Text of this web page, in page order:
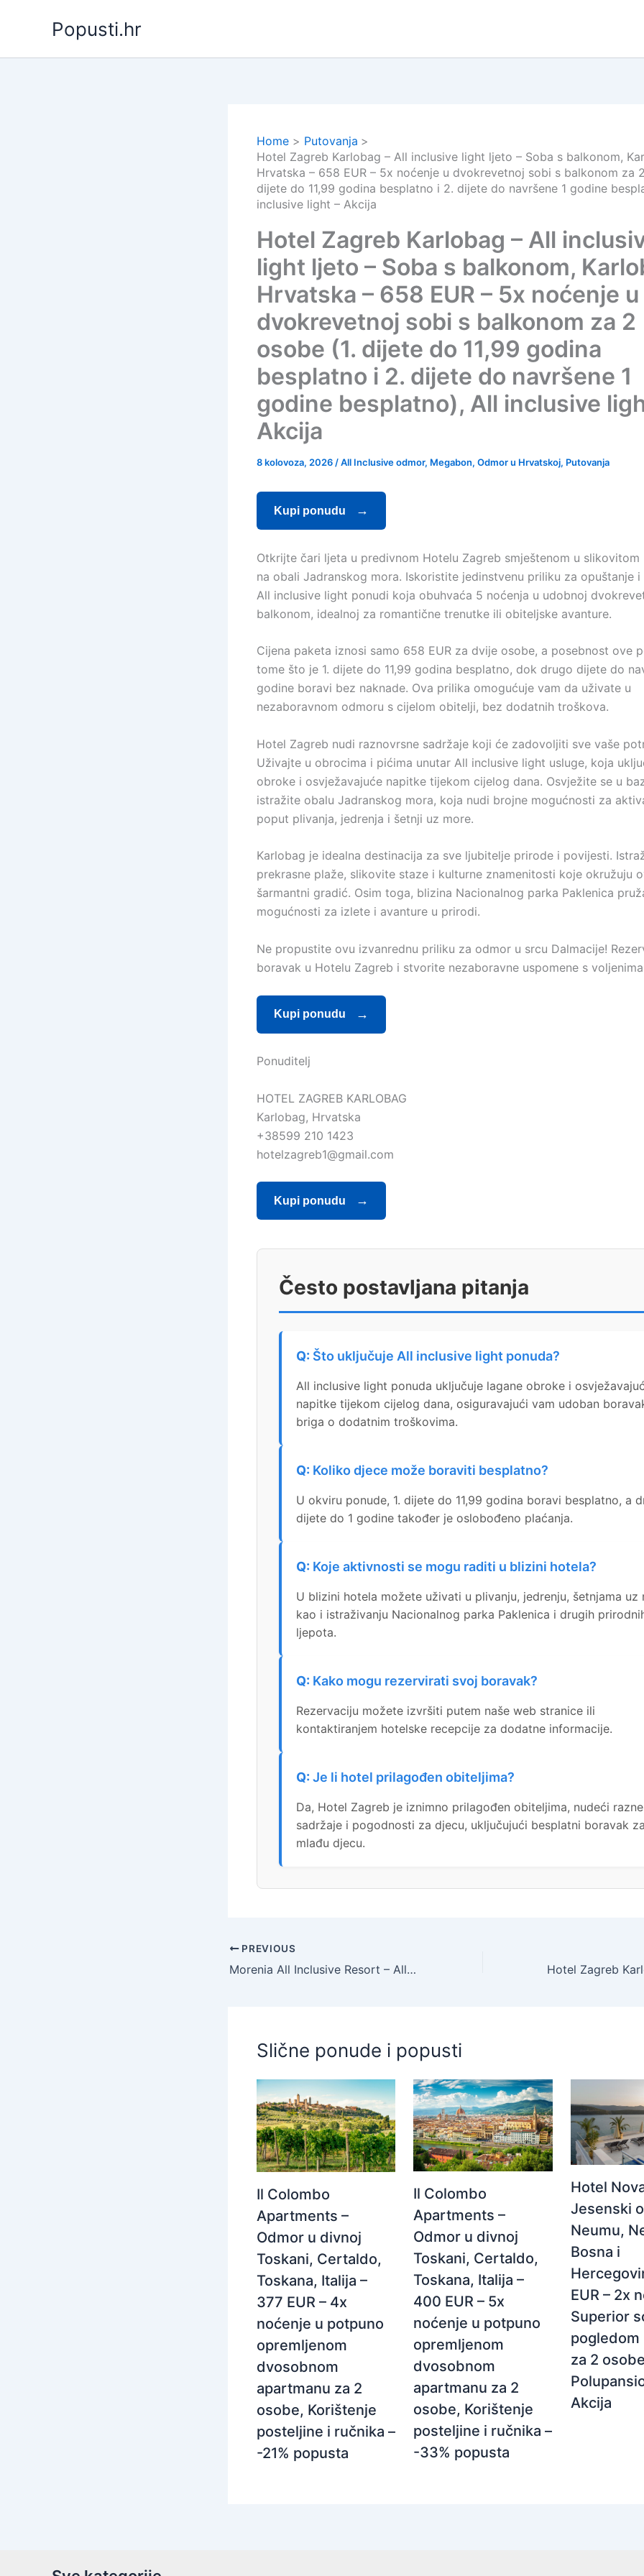
Popusti.hr
Home
Putovanja
Hotel Zagreb Karlobag – All inclusive light ljeto – Soba s balkonom,
Hrvatska – 658 EUR – 5x noćenje u dvokrevetnoj sobi s balkonom za
dijete do 11,99 godina besplatno i 2. dijete do navršene 1 godine
inclusive light – Akcija
Hotel Zagreb Karlobag – All
light ljeto – Soba s balkonom,
Hrvatska – 658 EUR – 5x noćenje u
dvokrevetnoj sobi s balkonom za 2
osobe (1. dijete do 11,99 godina
besplatno i 2. dijete do navršene 1
godine besplatno), All inclusive
Akcija
8 kolovoza, 2026 /All Inclusive odmor, Megabon, Odmor u Hrvatskoj, Putovanja
Kupi ponudu
Otkrijte čari ljeta u predivnom Hotelu Zagreb smještenom u slikovitom
na obali Jadranskog mora. Iskoristite jedinstvenu priliku za opuštanje i
All inclusive light ponudi koja obuhvaća 5 noćenja u udobnoj
balkonom, idealnoj za romantične trenutke ili obiteljske avanture.
Cijena paketa iznosi samo 658 EUR za dvije osobe, a posebnost ove
tome što je 1. dijete do 11,99 godina besplatno, dok drugo dijete do
godine boravi bez naknade. Ova prilika omogućuje vam da uživate u
nezaboravnom odmoru s cijelom obitelji, bez dodatnih troškova.
Hotel Zagreb nudi raznovrsne sadržaje koji će zadovoljiti sve vaše
Uživajte u obrocima i pićima unutar All inclusive light usluge, koja
obroke i osvježavajuće napitke tijekom cijelog dana. Osvježite se u
istražite obalu Jadranskog mora, koja nudi brojne mogućnosti za
poput plivanja, jedrenja i šetnji uz more.
Karlobag je idealna destinacija za sve ljubitelje prirode i povijesti.
prekrasne plaže, slikovite staze i kulturne znamenitosti koje okružuju
šarmantni gradić. Osim toga, blizina Nacionalnog parka Paklenica
mogućnosti za izlete i avanture u prirodi.
Ne propustite ovu izvanrednu priliku za odmor u srcu Dalmacije!
boravak u Hotelu Zagreb i stvorite nezaboravne uspomene s
Kupi ponudu
Ponuditelj
HOTEL ZAGREB KARLOBAG
Karlobag, Hrvatska
+38599 210 1423
hotelzagreb1@gmail.com
Kupi ponudu
Često postavljana pitanja
Što uključuje All inclusive light ponuda?
All inclusive light ponuda uključuje lagane obroke i
napitke tijekom cijelog dana, osiguravajući vam udoban
briga o dodatnim troškovima.
Koliko djece može boraviti besplatno?
U okviru ponude, 1. dijete do 11,99 godina boravi besplatno, a
dijete do 1 godine također je oslobođeno plaćanja.
Koje aktivnosti se mogu raditi u blizini hotela?
U blizini hotela možete uživati u plivanju, jedrenju, šetnjama uz
kao i istraživanju Nacionalnog parka Paklenica i drugih
ljepota.
Kako mogu rezervirati svoj boravak?
Rezervaciju možete izvršiti putem naše web stranice ili
kontaktiranjem hotelske recepcije za dodatne informacije.
Je li hotel prilagođen obiteljima?
Da, Hotel Zagreb je iznimno prilagođen obiteljima, nudeći razne
sadržaje i pogodnosti za djecu, uključujući besplatni boravak
mlađu djecu.
PREVIOUS
Morenia All Inclusive Resort – All inclusive ljeto s animacijom, Podaca, Hrvatska – 1.680 EUR – 5x noćenje u Junior suite s balkonom (strana more) za 2 osobe (2 djece do 17,99 godina besplatno), All inclusive – Akcija
Slične ponude i popusti
Il Colombo
Apartments –
Odmor u divnoj
Toskani, Certaldo,
Toskana, Italija –
377 EUR – 4x
noćenje u potpuno
opremljenom
dvosobnom
apartmanu za 2
osobe, Korištenje
posteljine i ručnika –
-21% popusta
Il Colombo
Apartments –
Odmor u divnoj
Toskani, Certaldo,
Toskana, Italija –
400 EUR – 5x
noćenje u potpuno
opremljenom
dvosobnom
apartmanu za 2
osobe, Korištenje
posteljine i ručnika –
-33% popusta
Hotel
Jesenski
Neumu,
Bosna i
EUR – 2x
Superior
pogledom
za 2
Akcija